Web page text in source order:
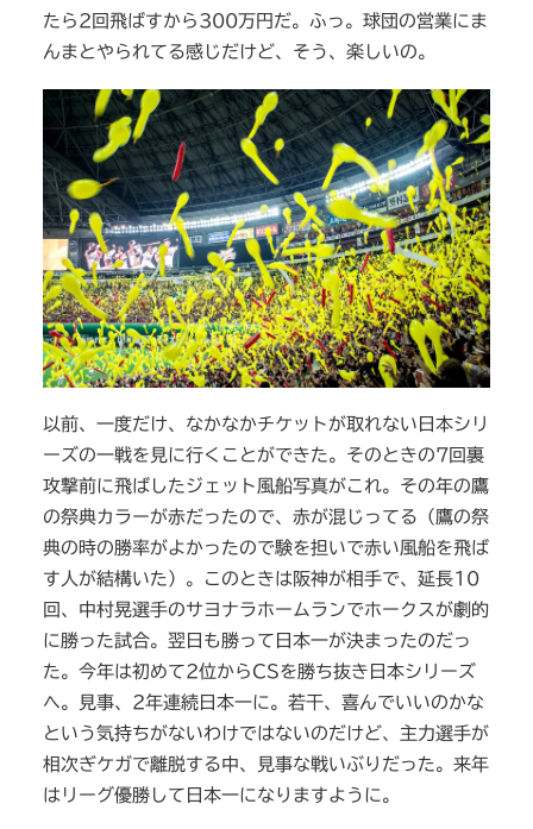
たら2回飛ばすから300万円だ。ふっ。球団の営業にま
んまとやられてる感じだけど、そう、楽しいの。
以前、一度だけ、なかなかチケットが取れない日本シリ
ーズの一戦を見に行くことができた。そのときの7回裏
攻撃前に飛ばしたジェット風船写真がこれ。その年の鷹
の祭典カラーが赤だったので、赤が混じってる（鷹の祭
典の時の勝率がよかったので験を担いで赤い風船を飛ば
す人が結構いた）。このときは阪神が相手で、延長10
回、中村晃選手のサヨナラホームランでホークスが劇的
に勝った試合。翌日も勝って日本一が決まったのだっ
た。今年は初めて2位からCSを勝ち抜き日本シリーズ
へ。見事、2年連続日本一に。若干、喜んでいいのかな
という気持ちがないわけではないのだけど、主力選手が
相次ぎケガで離脱する中、見事な戦いぶりだった。来年
はリーグ優勝して日本一になりますように。